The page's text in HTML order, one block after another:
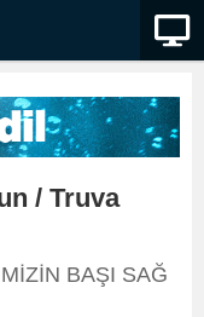
/ Truva
BAŞI SAĞ